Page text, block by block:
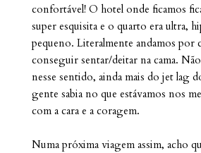
confortável! O hotel onde ficamos
super esquisita e o quarto era ultra,
pequeno. Literalmente andamos por
conseguir sentar/deitar na cama.
nesse sentido, ainda mais do jet lag
gente sabia no que estávamos nos
com a cara e a coragem.
Numa próxima viagem assim, acho